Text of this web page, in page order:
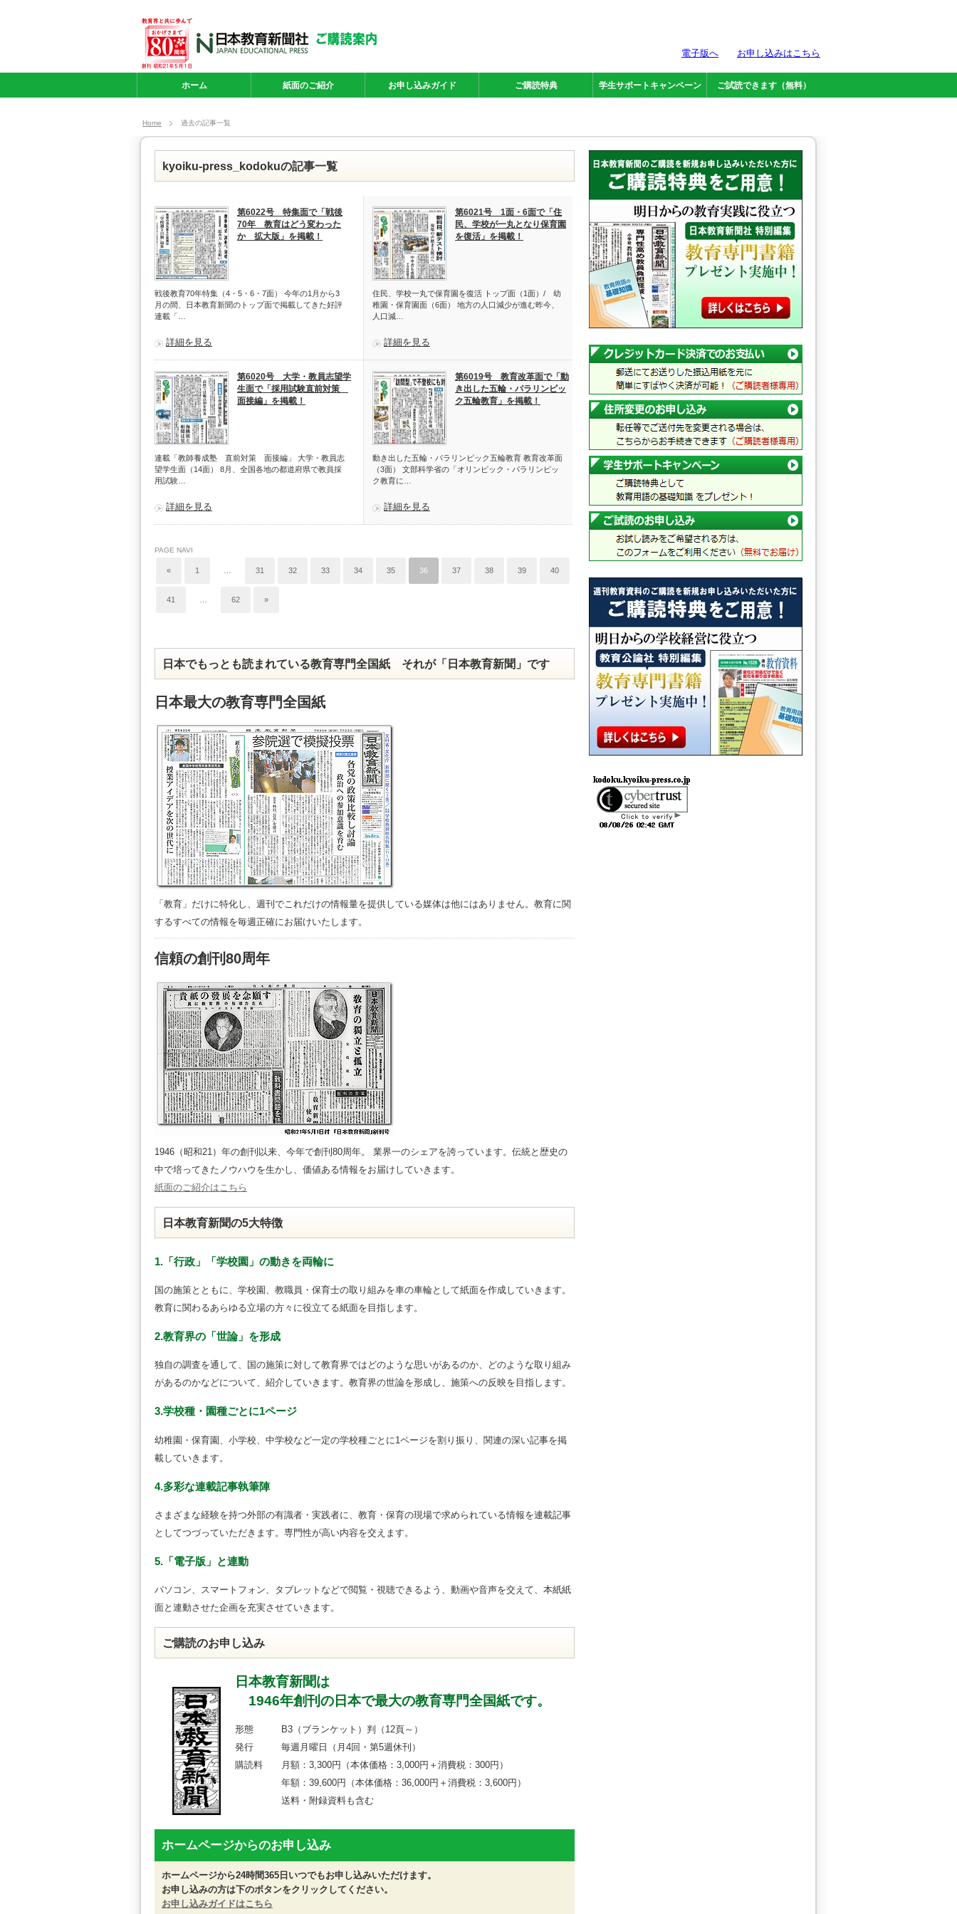
ホーム 紙面のご紹介 お申し込みガイド ご購読特典 学生サポートキャンペーン ご試読できます（無料）
電子版へ お申し込みはこちら
Home 過去の記事一覧
kyoiku-press_kodokuの記事一覧
第6022号 特集面で「戦後
70年 教育はどう変わった
か 拡大版」を掲載！
戦後教育70年特集（4・5・6・7面） 今年の1月から3
月の間、日本教育新聞のトップ面で掲載してきた好評
連載「…
詳細を見る
第6021号 1面・6面で「住
民、学校が一丸となり保育園
を復活」を掲載！
住民、学校一丸で保育園を復活 トップ面（1面）/ 幼
稚園・保育園面（6面） 地方の人口減少が進む昨今、
人口減…
詳細を見る
第6020号 大学・教員志望学
生面で「採用試験直前対策
面接編」を掲載！
連載「教師養成塾 直前対策 面接編」 大学・教員志
望学生面（14面） 8月、全国各地の都道府県で教員採
用試験…
詳細を見る
第6019号 教育改革面で「動
き出した五輪・パラリンピッ
ク五輪教育」を掲載！
動き出した五輪・パラリンピック五輪教育 教育改革面
（3面） 文部科学省の「オリンピック・パラリンピッ
ク教育に…
詳細を見る
PAGE NAVI
« 1 31 32 33 34 35 36 37 38 39 40
41 62 »
日本でもっとも読まれている教育専門全国紙 それが「日本教育新聞」です
日本最大の教育専門全国紙
「教育」だけに特化し、週刊でこれだけの情報量を提供している媒体は他にはありません。教育に関
するすべての情報を毎週正確にお届けいたします。
信頼の創刊80周年
1946（昭和21）年の創刊以来、今年で創刊80周年。 業界一のシェアを誇っています。伝統と歴史の
中で培ってきたノウハウを生かし、価値ある情報をお届けしていきます。
紙面のご紹介はこちら
日本教育新聞の5大特徴
1.「行政」「学校園」の動きを両輪に
国の施策とともに、学校園、教職員・保育士の取り組みを車の車輪として紙面を作成していきます。
教育に関わるあらゆる立場の方々に役立てる紙面を目指します。
2.教育界の「世論」を形成
独自の調査を通して、国の施策に対して教育界ではどのような思いがあるのか、どのような取り組み
があるのかなどについて、紹介していきます。教育界の世論を形成し、施策への反映を目指します。
3.学校種・園種ごとに1ページ
幼稚園・保育園、小学校、中学校など一定の学校種ごとに1ページを割り振り、関連の深い記事を掲
載していきます。
4.多彩な連載記事執筆陣
さまざまな経験を持つ外部の有識者・実践者に、教育・保育の現場で求められている情報を連載記事
としてつづっていただきます。専門性が高い内容を交えます。
5.「電子版」と連動
パソコン、スマートフォン、タブレットなどで閲覧・視聴できるよう、動画や音声を交えて、本紙紙
面と連動させた企画を充実させていきます。
ご購読のお申し込み
日本教育新聞は
1946年創刊の日本で最大の教育専門全国紙です。
形態 B3（ブランケット）判（12頁～）
発行 毎週月曜日（月4回・第5週休刊）
購読料 月額：3,300円（本体価格：3,000円＋消費税：300円）
年額：39,600円（本体価格：36,000円＋消費税：3,600円）
送料・附録資料も含む
ホームページからのお申し込み
ホームページから24時間365日いつでもお申し込みいただけます。
お申し込みの方は下のボタンをクリックしてください。
お申し込みガイドはこちら